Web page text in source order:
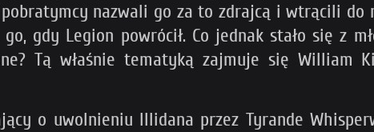
pobratymcy nazwali go za to zdrajcą i wtrącili
gdy Legion powrócił. Co jednak stało się z
Tą właśnie tematyką zajmuje się
o uwolnieniu Illidana przez Tyrande